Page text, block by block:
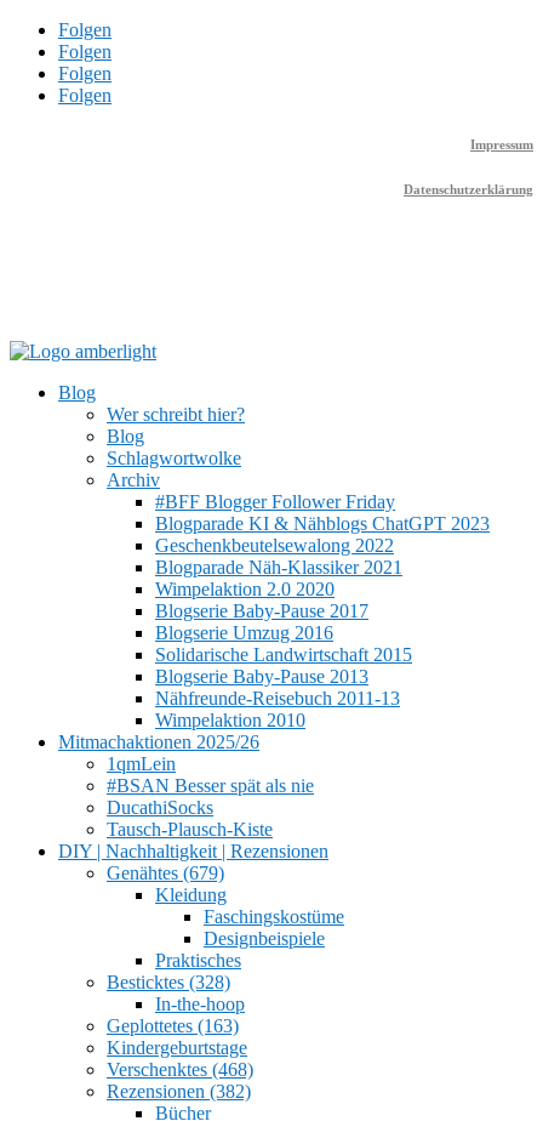
Folgen
Folgen
Folgen
Folgen
Impressum
Datenschutzerklärung
Blog
Wer schreibt hier?
Blog
Schlagwortwolke
Archiv
#BFF Blogger Follower Friday
Blogparade KI & Nähblogs ChatGPT 2023
Geschenkbeutelsewalong 2022
Blogparade Näh-Klassiker 2021
Wimpelaktion 2.0 2020
Blogserie Baby-Pause 2017
Blogserie Umzug 2016
Solidarische Landwirtschaft 2015
Blogserie Baby-Pause 2013
Nähfreunde-Reisebuch 2011-13
Wimpelaktion 2010
Mitmachaktionen 2025/26
1qmLein
#BSAN Besser spät als nie
DucathiSocks
Tausch-Plausch-Kiste
DIY | Nachhaltigkeit | Rezensionen
Genähtes (679)
Kleidung
Faschingskostüme
Designbeispiele
Praktisches
Besticktes (328)
In-the-hoop
Geplottetes (163)
Kindergeburtstage
Verschenktes (468)
Rezensionen (382)
Bücher